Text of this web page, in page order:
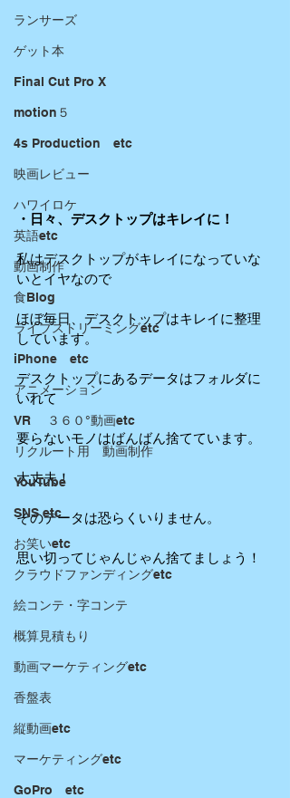
ランサーズ
ゲット本
Final Cut Pro X
motion５
4s Production etc
映画レビュー
ハワイロケ
英語etc
動画制作
食Blog
ライブストリーミングetc
iPhone etc
アニメーション
VR ３６０°動画etc
リクルート用 動画制作
YouTube
SNS etc
お笑いetc
クラウドファンディングetc
絵コンテ・字コンテ
概算見積もり
動画マーケティングetc
香盤表
縦動画etc
マーケティングetc
GoPro etc
・日々、デスクトップはキレイに！
私はデスクトップがキレイになっていな
いとイヤなので
ほぼ毎日、デスクトップはキレイに整理
しています。
デスクトップにあるデータはフォルダに
いれて
要らないモノはばんばん捨てています。
大丈夫！
そのデータは恐らくいりません。
思い切ってじゃんじゃん捨てましょう！